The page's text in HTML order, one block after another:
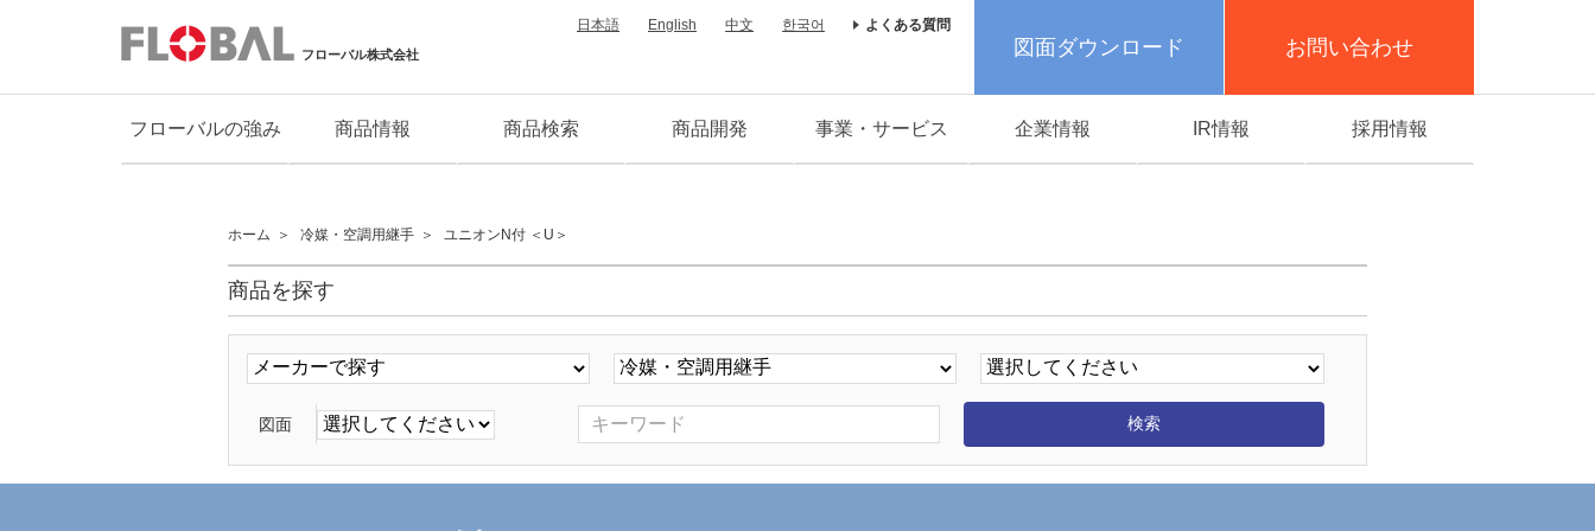
フローバル株式会社
日本語 English 中文 한국어 よくある質問
図面ダウンロード お問い合わせ
フローバルの強み 商品情報 商品検索 商品開発 事業・サービス 企業情報 IR情報 採用情報
ホーム 冷媒・空調用継手 ユニオンN付 ＜U＞
商品を探す
図面